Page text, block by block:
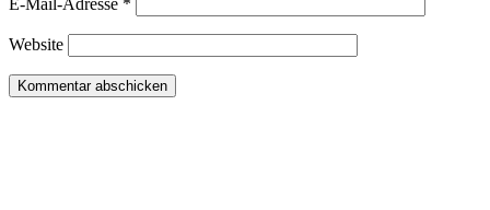
E-Mail-Adresse *
Website